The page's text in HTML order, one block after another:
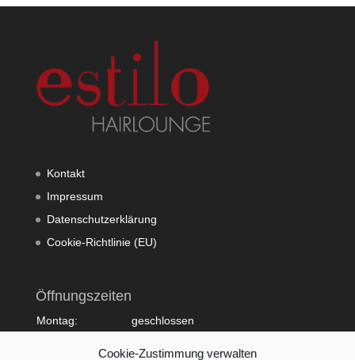
Cookie-Zustimmung verwalten
Kontakt
Impressum
Datenschutzerklärung
Cookie-Richtlinie (EU)
Öffnungszeiten
Montag:
geschlossen